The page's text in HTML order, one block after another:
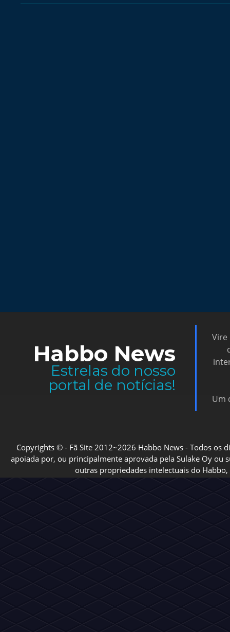
Habbo News
Estrelas do nosso
portal de notícias!
Vire
Um
Copyrights © - Fã Site 2012~2026 Habbo News - Todos os
apoiada por, ou principalmente aprovada pela Sulake Oy ou
outras propriedades intelectuais do